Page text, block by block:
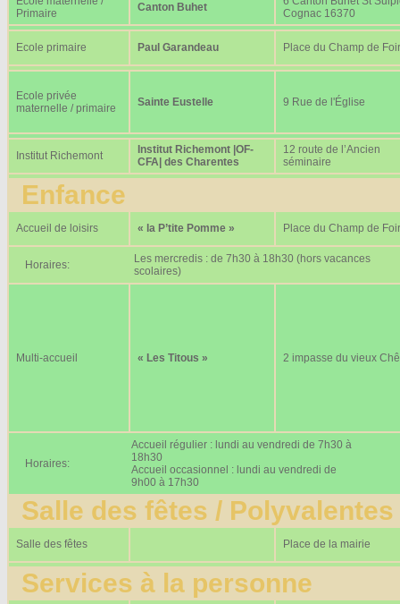
Primaire
Canton Buhet
Cognac 16370
Ecole primaire Paul Garandeau Place du Champ de
Ecole privée
maternelle / primaire
Sainte Eustelle 9 Rue de l'Église
Institut Richemont
Institut Richemont |OF-
CFA| des Charentes
12 route de l’Ancien
séminaire
Enfance
Accueil de loisirs « la P’tite Pomme » Place du Champ de
Horaires:
Les mercredis : de 7h30 à 18h30 (hors vacances
scolaires)
Multi-accueil « Les Titous » 2 impasse du vieux
Horaires:
Accueil régulier : lundi au vendredi de 7h30 à
18h30
Accueil occasionnel : lundi au vendredi de
9h00 à 17h30
Salle des fêtes / Polyvalentes
Salle des fêtes Place de la mairie
Services à la personne